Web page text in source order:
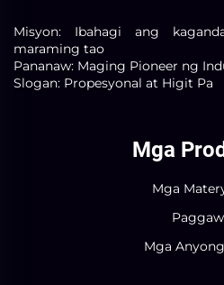
Misyon: Ibahagi ang
maraming tao
Pananaw: Maging Pioneer ng
Slogan: Propesyonal at Higit Pa
Mga
Mga
Mga